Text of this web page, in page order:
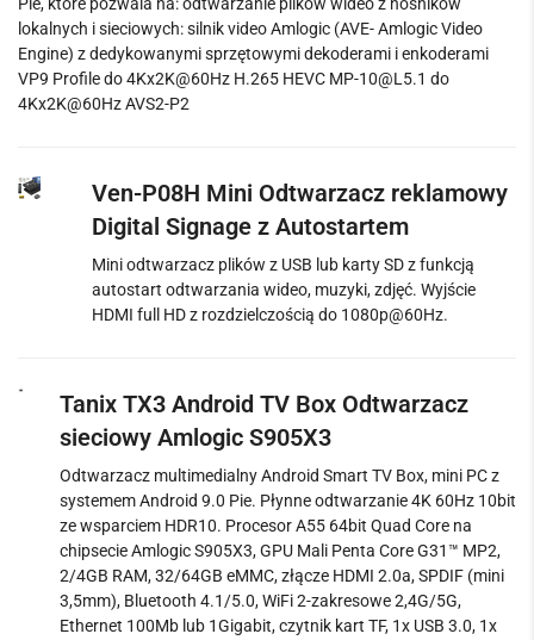
lokalnych i sieciowych: silnik video Amlogic (AVE- Amlogic Video
Engine) z dedykowanymi sprzętowymi dekoderami i enkoderami
VP9 Profile do 4Kx2K@60Hz H.265 HEVC MP-10@L5.1 do
4Kx2K@60Hz AVS2-P2
Ven-P08H Mini Odtwarzacz reklamowy
Digital Signage z Autostartem
Mini odtwarzacz plików z USB lub karty SD z funkcją
autostart odtwarzania wideo, muzyki, zdjęć. Wyjście
HDMI full HD z rozdzielczością do 1080p@60Hz.
Tanix TX3 Android TV Box Odtwarzacz
sieciowy Amlogic S905X3
Odtwarzacz multimedialny Android Smart TV Box, mini PC z
systemem Android 9.0 Pie. Płynne odtwarzanie 4K 60Hz 10bit
ze wsparciem HDR10. Procesor A55 64bit Quad Core na
chipsecie Amlogic S905X3, GPU Mali Penta Core G31™ MP2,
2/4GB RAM, 32/64GB eMMC, złącze HDMI 2.0a, SPDIF (mini
3,5mm), Bluetooth 4.1/5.0, WiFi 2-zakresowe 2,4G/5G,
Ethernet 100Mb lub 1Gigabit, czytnik kart TF, 1x USB 3.0, 1x